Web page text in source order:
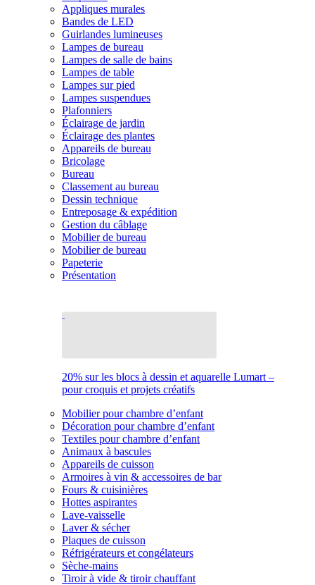
Appliques murales
Bandes de LED
Guirlandes lumineuses
Lampes de bureau
Lampes de salle de bains
Lampes de table
Lampes sur pied
Lampes suspendues
Plafonniers
Éclairage de jardin
Éclairage des plantes
Appareils de bureau
Bricolage
Bureau
Classement au bureau
Dessin technique
Entreposage & expédition
Gestion du câblage
Mobilier de bureau
Mobilier de bureau
Papeterie
Présentation
20% sur les blocs à dessin et aquarelle Lumart –
pour croquis et projets créatifs
Mobilier pour chambre d’enfant
Décoration pour chambre d’enfant
Textiles pour chambre d’enfant
Animaux à bascules
Appareils de cuisson
Armoires à vin & accessoires de bar
Fours & cuisinières
Hottes aspirantes
Lave-vaisselle
Laver & sécher
Plaques de cuisson
Réfrigérateurs et congélateurs
Sèche-mains
Tiroir à vide & tiroir chauffant